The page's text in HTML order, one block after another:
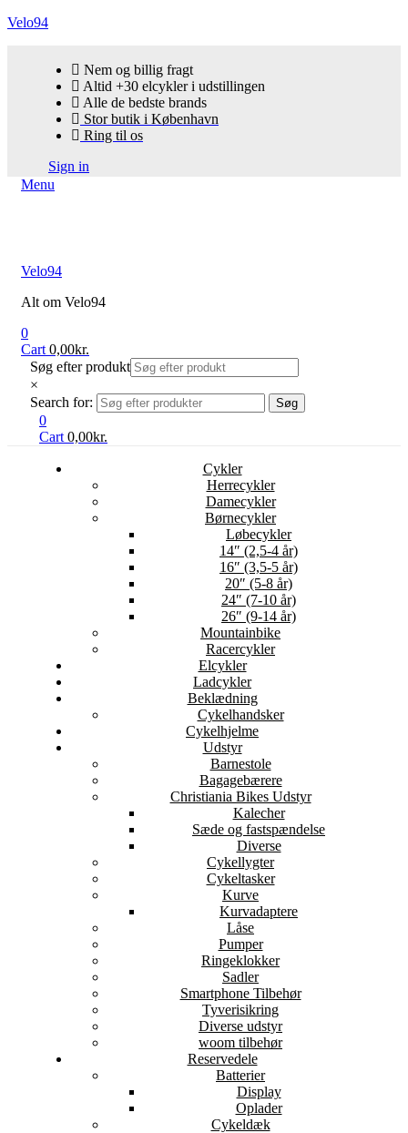
Velo94
Nem og billig fragt
Altid +30 elcykler i udstillingen
Alle de bedste brands
Stor butik i København
Ring til os
Sign in
Menu
Velo94
Alt om Velo94
0
Cart 0,00kr.
Søg efter produkt
×
Search for:
Søg
0
Cart 0,00kr.
Cykler
Herrecykler
Damecykler
Børnecykler
Løbecykler
14″ (2,5-4 år)
16″ (3,5-5 år)
20″ (5-8 år)
24″ (7-10 år)
26″ (9-14 år)
Mountainbike
Racercykler
Elcykler
Ladcykler
Beklædning
Cykelhandsker
Cykelhjelme
Udstyr
Barnestole
Bagagebærere
Christiania Bikes Udstyr
Kalecher
Sæde og fastspændelse
Diverse
Cykellygter
Cykeltasker
Kurve
Kurvadaptere
Låse
Pumper
Ringeklokker
Sadler
Smartphone Tilbehør
Tyverisikring
Diverse udstyr
woom tilbehør
Reservedele
Batterier
Display
Oplader
Cykeldæk